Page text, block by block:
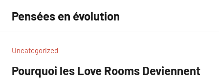
contenu
Pensées en évolution
Uncategorized
Pourquoi les Love Rooms Deviennent